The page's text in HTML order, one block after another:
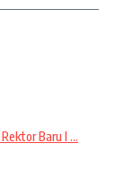
Baru I ...